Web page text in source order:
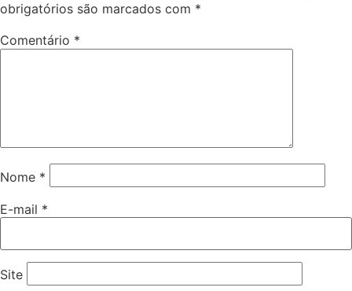
obrigatórios são marcados com *
Comentário *
Nome *
E-mail *
Site